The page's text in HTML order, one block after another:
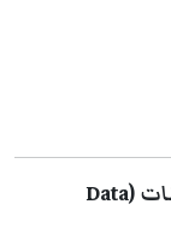
الوحدة الخامسة: أساسيات سرد البيانات (Data